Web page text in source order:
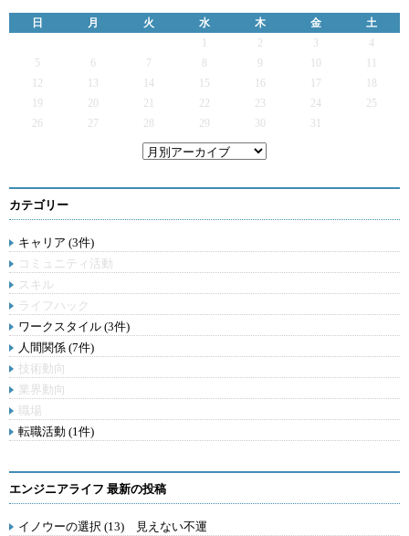
日 月 火 水 木 金
土
2 3
4
5
6 7 9
12
13 14 15 16 17
19
20 21 22 23 24
25
26
27 28 29 30 31
カテゴリー
キャリア (3件)
コミュニティ活動
スキル
ライフハック
ワークスタイル (3件)
人間関係 (7件)
技術動向
業界動向
職場
転職活動 (1件)
エンジニアライフ 最新の投稿
イノウーの選択 (13) 見えない不運